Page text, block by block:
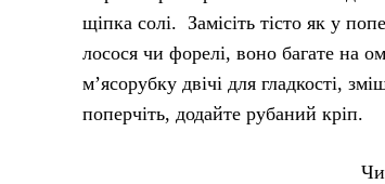
щіпка солі. Замісіть тісто як у
лосося чи форелі, воно багате на
м’ясорубку двічі для гладкості,
поперчіть, додайте рубаний кріп.